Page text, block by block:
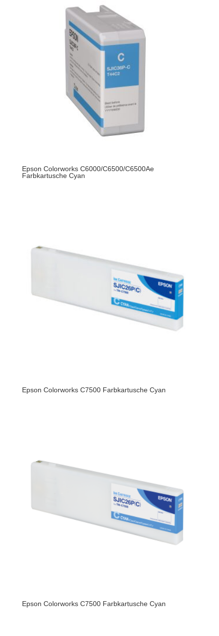
Epson Colorworks C6000/C6500/C6500Ae
Farbkartusche Cyan
Epson Colorworks C7500 Farbkartusche Cyan
Epson Colorworks C7500 Farbkartusche Cyan